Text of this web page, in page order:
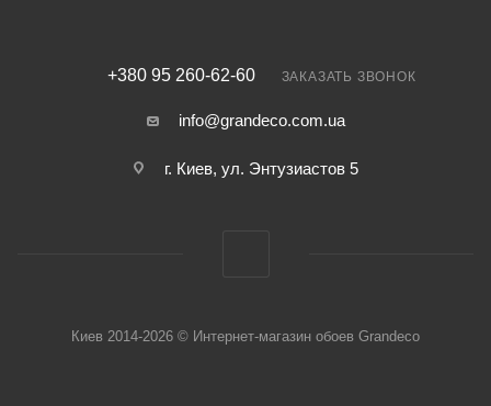
+380 95 260-62-60 ЗАКАЗАТЬ ЗВОНОК
info@grandeco.com.ua
г. Киев, ул. Энтузиастов 5
Киев 2014-2026 © Интернет-магазин обоев Grandeco